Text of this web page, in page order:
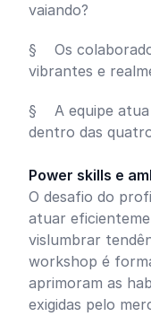
vaiando?
§ Os
vibrantes e
§ A equipe atua
dentro das
Power skills e
O desafio do
atuar
vislumbrar
workshop é
aprimoram as
exigidas pelo